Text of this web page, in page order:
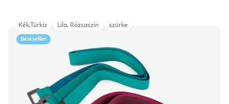
Bestseller
Kék,Türkiz Lila, Rózsaszín szürke